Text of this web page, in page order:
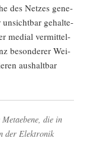
des Net­zes gene­
gehal­te­
medi­al ver­mit­tel­
beson­de­rer Wei­
aus­halt­bar
die in
der Elek­tro­nik